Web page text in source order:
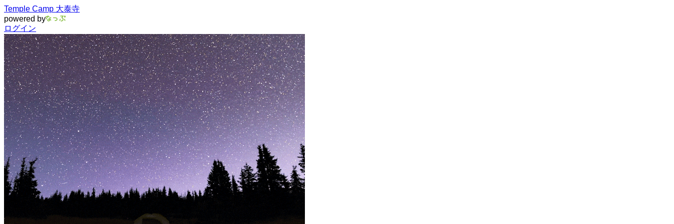
Temple Camp 大泰寺
powered by
ログイン